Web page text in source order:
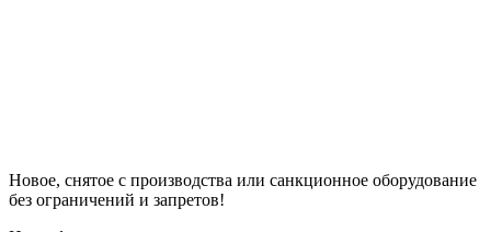
Новое, снятое с производства или санкционное оборудование
без ограничений и запретов!